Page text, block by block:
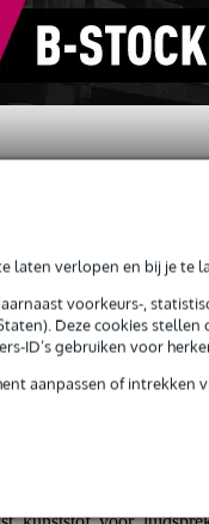
laten verlopen en bij je te
voorkeurs-,
Deze cookies
ID’s gebruiken voor
aanpassen of
en verlichting
Bax Music garantie.